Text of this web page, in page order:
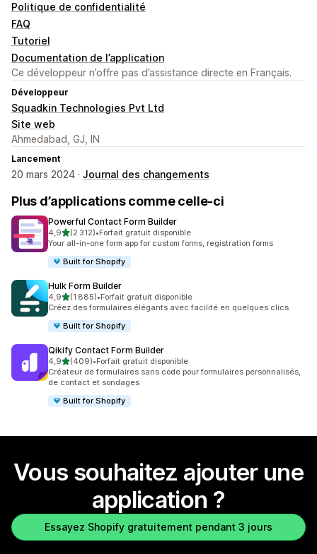
Politique de confidentialité
FAQ
Tutoriel
Documentation de l’application
Ce développeur n’offre pas d’assistance directe en Français.
Développeur
Squadkin Technologies Pvt Ltd
Site web
Ahmedabad, GJ, IN
Lancement
20 mars 2024 · Journal des changements
Plus d’applications comme celle-ci
Powerful Contact Form Builder
4,9étoile(s) sur 5
(2 312)
2312 avis au total
•Forfait gratuit disponible
Your all-in-one form app for custom forms, registration forms
Built for Shopify
Hulk Form Builder
4,9étoile(s) sur 5
(1 885)
1885 avis au total
•Forfait gratuit disponible
Créez des formulaires élégants avec facilité en quelques clics
Built for Shopify
Qikify Contact Form Builder
4,9étoile(s) sur 5
(409)
409 avis au total
•Forfait gratuit disponible
Créateur de formulaires sans code pour formulaires personnalisés,
de contact et sondages
Built for Shopify
Vous souhaitez ajouter une
application ?
Essayez Shopify gratuitement pendant 3 jours